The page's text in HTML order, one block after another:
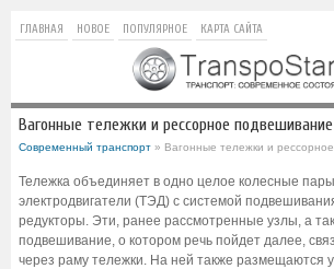
ГЛАВНАЯ НОВОЕ ПОПУЛЯРНОЕ КАРТА САЙТА
Вагонные тележки и рессорное подвешивание
Современный транспорт » Вагонные тележки и
Тележка объединяет в одно целое колесные
электродвигатели (ТЭД) с системой
редукторы. Эти, ранее рассмотренные узлы, а
подвешивание, о котором речь пойдет далее,
через раму тележки. На ней также размещаются